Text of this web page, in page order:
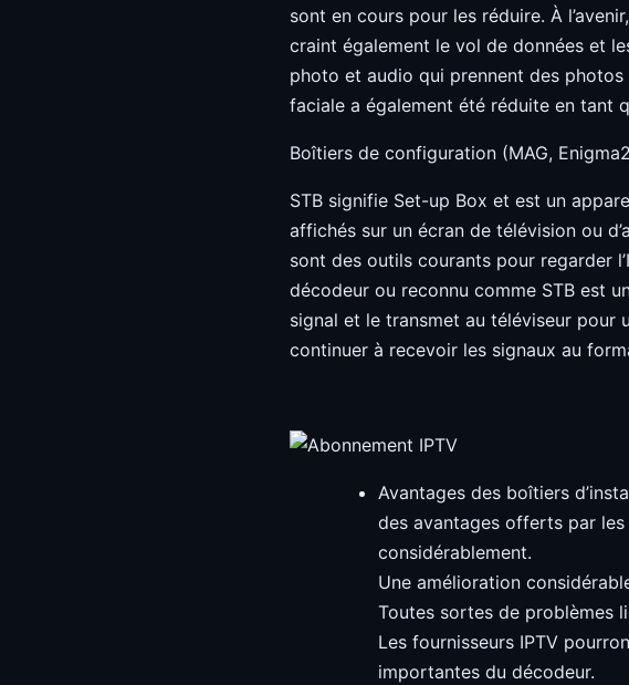
sont en cours pour les réduire. À
craint également le vol de données et
photo et audio qui prennent des
faciale a également été réduite en tant
Boîtiers de configuration (MAG,
STB signifie Set-up Box et est un
affichés sur un écran de télévision ou
sont des outils courants pour regarder
décodeur ou reconnu comme STB est
signal et le transmet au téléviseur pour
continuer à recevoir les signaux au
Avantages des boîtiers
des avantages offerts par les
considérablement.
Une amélioration
Toutes sortes de problèmes
Les fournisseurs IPTV
importantes du décodeur.